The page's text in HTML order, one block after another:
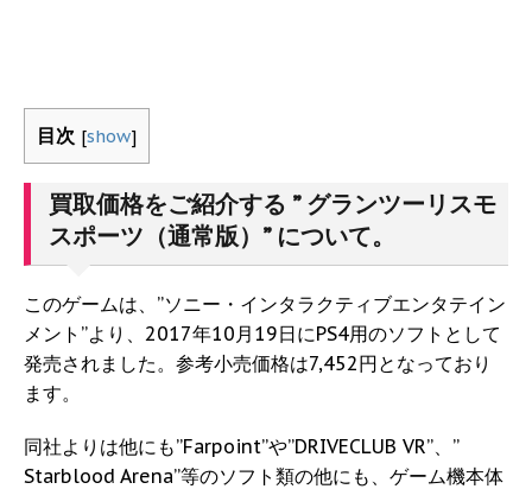
目次 [show]
買取価格をご紹介する ” グランツーリスモ
スポーツ（通常版）” について。
このゲームは、”ソニー・インタラクティブエンタテイン
メント”より、2017年10月19日にPS4用のソフトとして
発売されました。参考小売価格は7,452円となっており
ます。
同社よりは他にも”Farpoint”や”DRIVECLUB VR”、”
Starblood Arena”等のソフト類の他にも、ゲーム機本体